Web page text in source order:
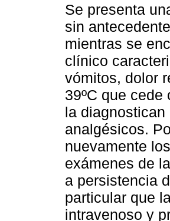
Se presenta
sin
mientras se
clínico
vómitos, dolor
39ºC que
la
analgésicos.
nuevamente
exámenes de
a persistencia
particular que
intravenoso y